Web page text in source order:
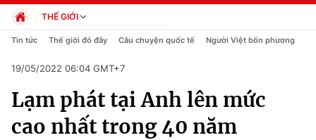
Chuyên mục
Chính trị
THẾ GIỚI
Chính trị
Pháp luật
Kinh tế
Thể thao
Truyền hình
Tin tức Thế giới đó đây Câu chuyện quốc tế Người Việt bốn phương
19/05/2022 06:04 GMT+7
Lạm phát tại Anh lên mức
cao nhất trong 40 năm